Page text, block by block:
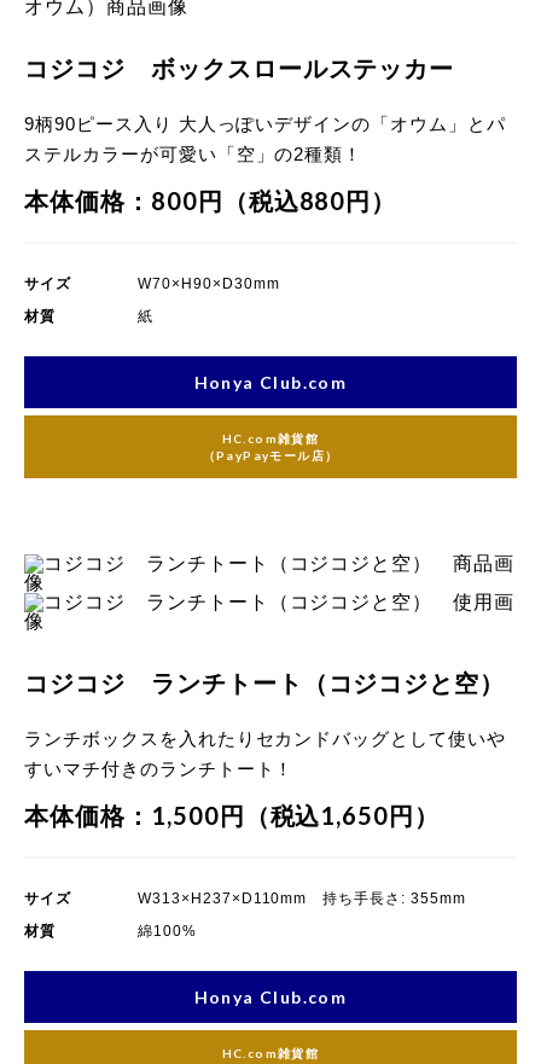
コジコジ ボックスロールステッカー
9柄90ピース入り 大人っぽいデザインの「オウム」とパ
ステルカラーが可愛い「空」の2種類！
本体価格：800円（税込880円）
サイズ
W70×H90×D30mm
材質
紙
Honya Club.com
HC.com雑貨館
（PayPayモール店）
コジコジ ランチトート（コジコジと空）
ランチボックスを入れたりセカンドバッグとして使いや
すいマチ付きのランチトート！
本体価格：1,500円（税込1,650円）
サイズ
W313×H237×D110mm 持ち手長さ: 355mm
材質
綿100%
Honya Club.com
HC.com雑貨館